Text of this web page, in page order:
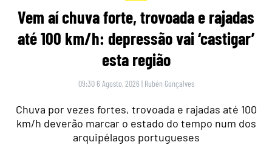
Vem aí chuva forte, trovoada e rajadas
até 100 km/h: depressão vai ‘castigar’
esta região
09:30 6 Agosto, 2026 | Rubén Gonçalves
Chuva por vezes fortes, trovoada e rajadas até 100
km/h deverão marcar o estado do tempo num dos
arquipélagos portugueses